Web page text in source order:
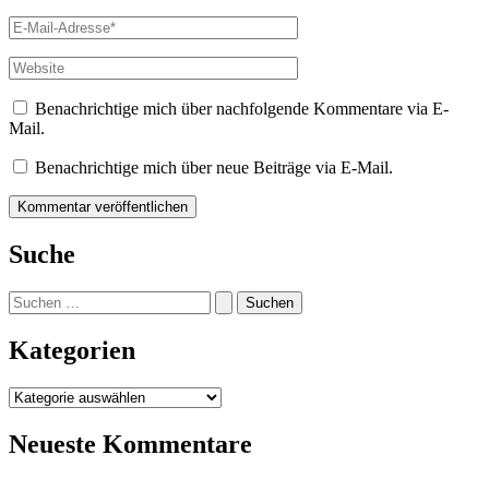
E-
Mail-
Adresse*
Website
Benachrichtige mich über nachfolgende Kommentare via E-
Mail.
Benachrichtige mich über neue Beiträge via E-Mail.
Suche
Suchen
nach:
Kategorien
Kategorien
Neueste Kommentare